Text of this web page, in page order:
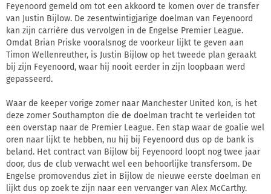
Feyenoord gemeld om tot een akkoord te komen over de transfer
van Justin Bijlow. De zesentwintigjarige doelman van Feyenoord
kan zijn carrière dus vervolgen in de Engelse Premier League.
Omdat Brian Priske vooralsnog de voorkeur lijkt te geven aan
Timon Wellenreuther, is Justin Bijlow op het tweede plan geraakt
bij zijn Feyenoord, waar hij nooit eerder in zijn loopbaan werd
gepasseerd.
Waar de keeper vorige zomer naar Manchester United kon, is het
deze zomer Southampton die de doelman tracht te verleiden tot
een overstap naar de Premier League. Een stap waar de goalie wel
oren naar lijkt te hebben, nu hij bij Feyenoord dus op de bank is
beland. Het contract van Bijlow bij Feyenoord loopt nog twee jaar
door, dus de club verwacht wel een behoorlijke transfersom. De
Engelse promovendus ziet in Bijlow de nieuwe eerste doelman en
lijkt dus op zoek te zijn naar een vervanger van Alex McCarthy.